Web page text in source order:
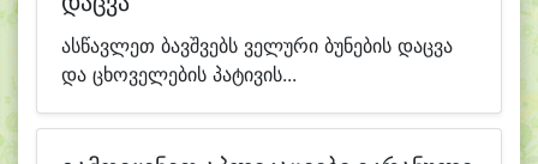
ასწავლეთ ბავშვებს ველური ბუნების დაცვა
და ცხოველების პატივის...